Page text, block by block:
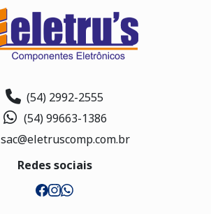
(54) 2992-2555
(54) 99663-1386
sac@eletruscomp.com.br
Redes sociais